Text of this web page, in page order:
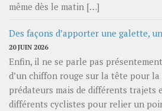
même dès le matin […]
Des façons d’apporter une galette,
20 JUIN 2026
Enfin, il ne se parle pas
d’un chiffon rouge sur la tête pour
prédateurs mais de différents trajets
différents cyclistes pour relier un